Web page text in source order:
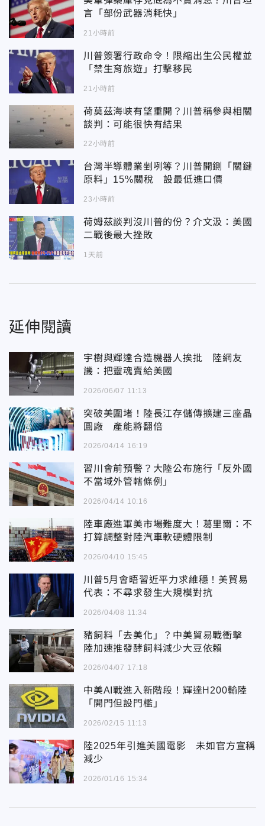
言「部份武器消耗快」
21小時前
川普簽署行政命令！限縮出生公民權並
「禁生育旅遊」打擊移民
21小時前
荷莫茲海峽有望重開？川普稱參與相關
談判：可能很快有結果
22小時前
台灣半導體業剉咧等？川普開鍘「關鍵
原料」15%關稅 設最低進口價
23小時前
荷姆茲談判沒川普的份？介文汲：美國
二戰後最大挫敗
1天前
延伸閱讀
宇樹與輝達合造機器人挨批 陸網友
譏：把靈魂賣給美國
2026/06/07 11:13
突破美圍堵！陸長江存儲傳擴建三座晶
圓廠 產能將翻倍
2026/04/14 16:19
習川會前預警？大陸公布施行「反外國
不當域外管轄條例」
2026/04/14 10:16
陸車廠進軍美市場難度大！葛里爾：不
打算調整對陸汽車軟硬體限制
2026/04/10 15:45
川普5月會晤習近平力求維穩！美貿易
代表：不尋求發生大規模對抗
2026/04/08 11:34
豬飼料「去美化」？中美貿易戰衝擊
陸加速推發酵飼料減少大豆依賴
2026/04/07 17:18
中美AI戰進入新階段！輝達H200輸陸
「開門但設門檻」
2026/02/15 11:13
陸2025年引進美國電影 未如官方宣稱
減少
2026/01/16 15:34